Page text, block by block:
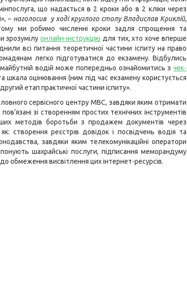
що надається в 2 кроки або в 2 кліки через
– наголосив у ході круглого столу Владислав Криклій,
ми робимо численні кроки задля спрощення та
зрозумілуонлайн-інструкцію для тих, хто хоче вперше
всі питання теоретичної частини іспиту на право
легко підготуватися до екзамену. Відбулись
водій може попередньо ознайомитись з чек-
шкала оцінювання (ним під час екзамену користується
етап практичної частини іспиту».
сервісного центру МВС, завдяки яким отримати
зі створенням простих технічних інструментів
методів боротьби з продажем документів через
створення реєстрів довідок і посвідчень водія та
завдяки яким телекомунікаційні оператори
шахрайські послуги, підписання меморандуму
обмеження висвітлення цих інтернет-ресурсів.